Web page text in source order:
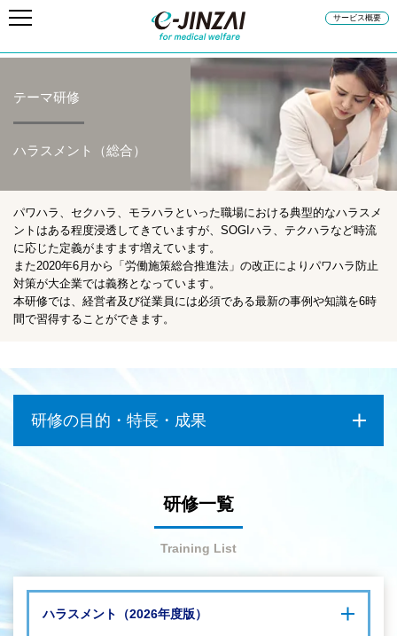
サービス概要
テーマ研修
ハラスメント（総合）
パワハラ、セクハラ、モラハラといった職場における典型的なハラスメ
ントはある程度浸透してきていますが、SOGIハラ、テクハラなど時流
に応じた定義がますます増えています。
また2020年6月から「労働施策総合推進法」の改正によりパワハラ防止
対策が大企業では義務となっています。
本研修では、経営者及び従業員には必須である最新の事例や知識を6時
間で習得することができます。
研修の目的・特長・成果
対処法＆予防法を学ぶ
研修一覧
Training List
ハラスメント（2026年度版）